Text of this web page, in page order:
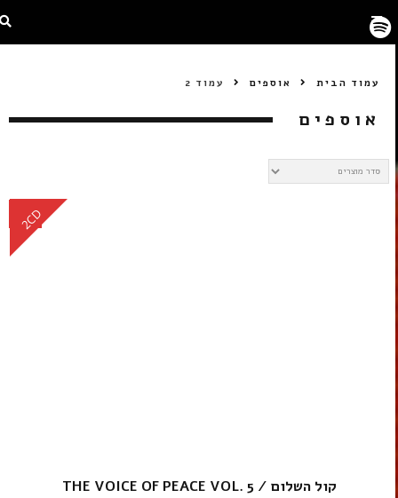
עמוד הבית אוספים עמוד 2
אוספים
CD
2CD
קול השלום / THE VOICE OF PEACE VOL. 5